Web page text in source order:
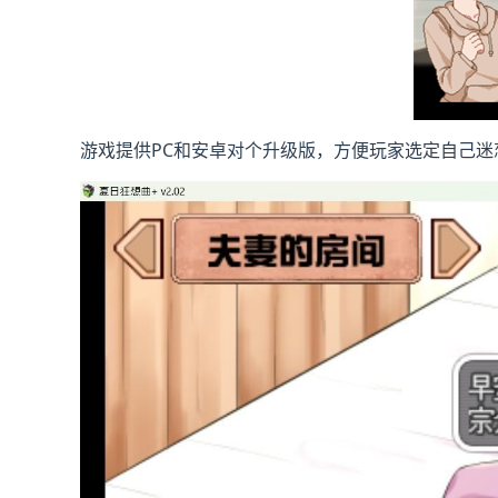
游戏提供PC和安卓对个升级版，方便玩家选定自己